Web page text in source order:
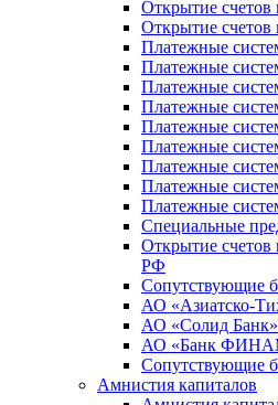
Открытие счетов
Открытие счетов
Платежные
Платежные
Платежные
Платежные
Платежные
Платежные
Платежные
Платежные
Платежные
Специальные
Открытие счетов
РФ
Сопутствующие
АО «Азиатско-
АО «Солид Банк»
АО «Банк
Сопутствующие
Амнистия капиталов